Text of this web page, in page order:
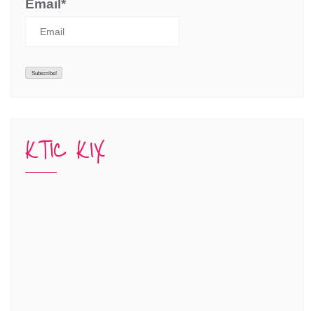
Email*
KTIC KIX